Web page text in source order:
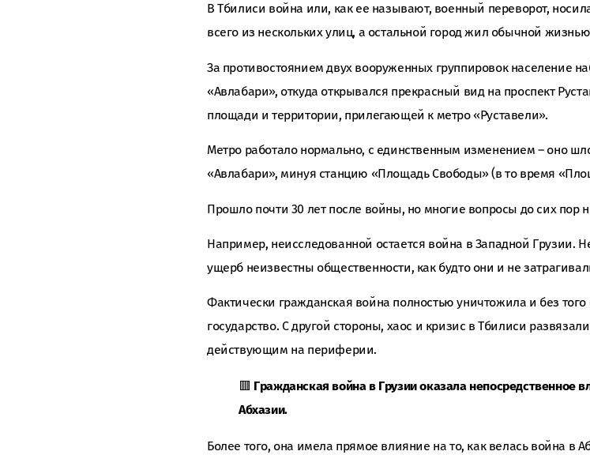
В Тбилиси война или, как ее называют, военный переворот,
всего из нескольких улиц, а остальной город жил обычной
За противостоянием двух вооруженных группировок население
«Авлабари», откуда открывался прекрасный вид на проспект
площади и территории, прилегающей к метро «Руставели».
Метро работало нормально, с единственным изменением – оно
«Авлабари», минуя станцию ​​«Площадь Свободы» (в то время
Прошло почти 30 лет после войны, но многие вопросы до сих пор
Например, неисследованной остается война в Западной Грузии.
ущерб неизвестны общественности, как будто они и не
Фактически гражданская война полностью уничтожила и без того
государство. С другой стороны, хаос и кризис в Тбилиси
действующим на периферии.
🟥 Гражданская война в Грузии оказала непосредственное
Абхазии.
Более того, она имела прямое влияние на то, как велась война в